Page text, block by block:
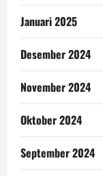
Januari 2025
Desember 2024
November 2024
Oktober 2024
September 2024